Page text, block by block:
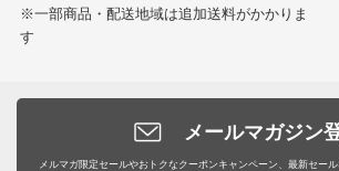
※一部商品・配送地域は追加送料がかかりま
す
メールマガジン
メルマガ限定セールやおトクなクーポンキャンペーン、最新セー